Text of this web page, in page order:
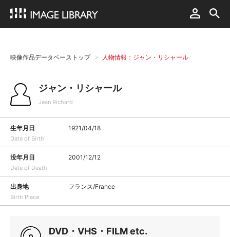
映像作品データベーストップ 人物情報：ジャン・リシャール
ジャン・リシャール
Jean Richard
生年月日
Date of Birth
1921/04/18
没年月日
Date of Death
2001/12/12
出身地
Birth Place
フランス/France
DVD・VHS・FILM etc.